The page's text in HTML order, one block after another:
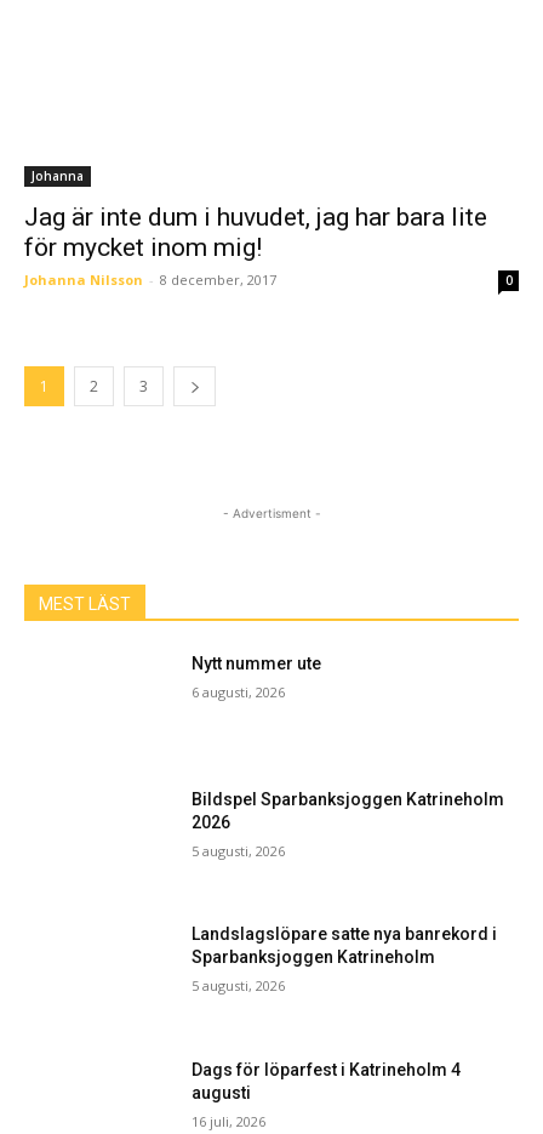
Johanna
Jag är inte dum i huvudet, jag har bara lite
för mycket inom mig!
Johanna Nilsson - 8 december, 2017 0
1 2 3
- Advertisment -
MEST LÄST
Nytt nummer ute
6 augusti, 2026
Bildspel Sparbanksjoggen Katrineholm
2026
5 augusti, 2026
Landslagslöpare satte nya banrekord i
Sparbanksjoggen Katrineholm
5 augusti, 2026
Dags för löparfest i Katrineholm 4
augusti
16 juli, 2026